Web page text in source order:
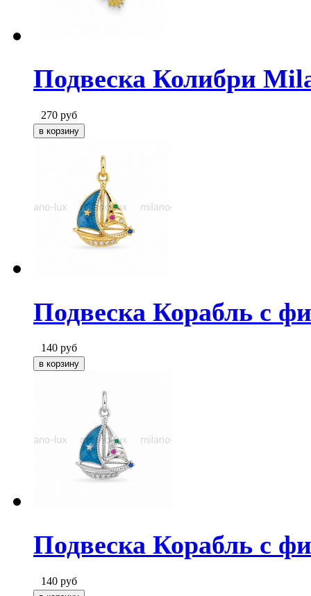
Подвеска Колибри
270 руб
Подвеска Корабль с
140 руб
Подвеска Корабль с
140 руб